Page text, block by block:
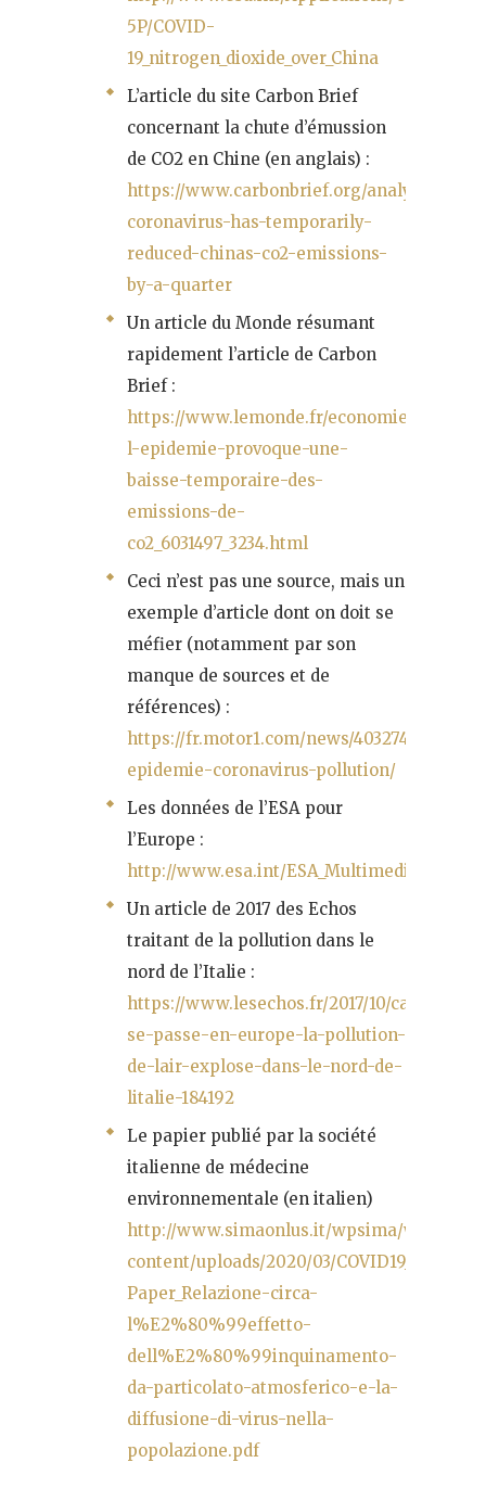
5P/COVID-
19_nitrogen_dioxide_over_China
L’article du site Carbon Brief
concernant la chute d’émussion
de CO2 en Chine (en anglais) :
https://www.carbonbrief.org/analysis-
coronavirus-has-temporarily-
reduced-chinas-co2-emissions-
by-a-quarter
Un article du Monde résumant
rapidement l’article de Carbon
Brief :
https://www.lemonde.fr/economie/article/
l-epidemie-provoque-une-
baisse-temporaire-des-
emissions-de-
co2_6031497_3234.html
Ceci n’est pas une source, mais un
exemple d’article dont on doit se
méfier (notamment par son
manque de sources et de
références) :
https://fr.motor1.com/news/403274/
epidemie-coronavirus-pollution/
Les données de l’ESA pour
l’Europe :
http://www.esa.int/ESA_Multimedia/
Un article de 2017 des Echos
traitant de la pollution dans le
nord de l’Italie :
https://www.lesechos.fr/2017/10/ca-
se-passe-en-europe-la-pollution-
de-lair-explose-dans-le-nord-de-
litalie-184192
Le papier publié par la société
italienne de médecine
environnementale (en italien)
http://www.simaonlus.it/wpsima/wp-
content/uploads/2020/03/COVID19_Position-
Paper_Relazione-circa-
l%E2%80%99effetto-
dell%E2%80%99inquinamento-
da-particolato-atmosferico-e-la-
diffusione-di-virus-nella-
popolazione.pdf